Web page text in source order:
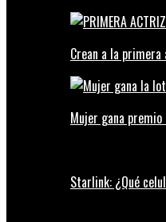
Crean a la
Mujer gana
Starlink: ¿Qué